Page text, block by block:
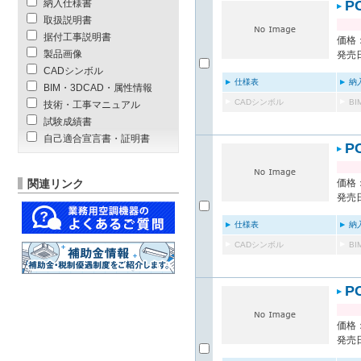
価格
発売
仕様表 納
CADシンボル
価格
発売
仕様表 納
CADシンボル
価格
発売
納入仕様書
取扱説明書
据付工事説明書
製品画像
CADシンボル
BIM・3DCAD・属性情報
技術・工事マニュアル
試験成績書
自己適合宣言書・証明書
関連リンク